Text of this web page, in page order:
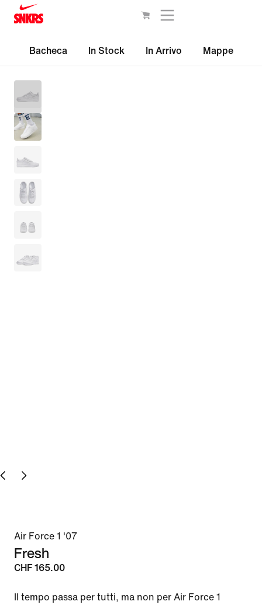
Bacheca In Stock In Arrivo Mappe
Air Force 1 '07
Fresh
CHF 165.00
Il tempo passa per tutti, ma non per Air Force 1